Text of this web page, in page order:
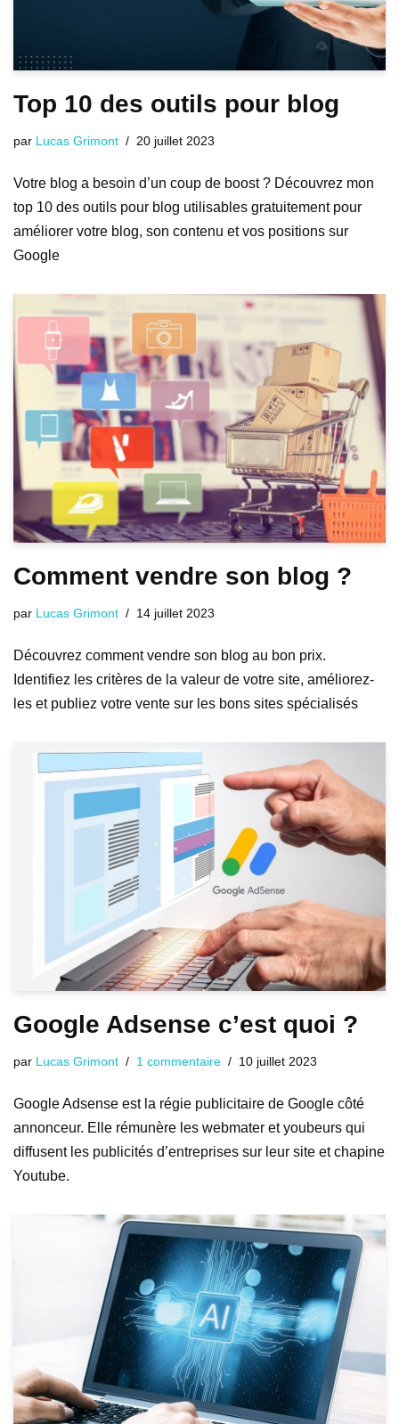
Top 10 des outils pour blog
par Lucas Grimont 20 juillet 2023
Votre blog a besoin d’un coup de boost ? Découvrez mon
top 10 des outils pour blog utilisables gratuitement pour
améliorer votre blog, son contenu et vos positions sur
Google
Comment vendre son blog ?
par Lucas Grimont 14 juillet 2023
Découvrez comment vendre son blog au bon prix.
Identifiez les critères de la valeur de votre site, améliorez-
les et publiez votre vente sur les bons sites spécialisés
Google Adsense c’est quoi ?
par Lucas Grimont 1 commentaire 10 juillet 2023
Google Adsense est la régie publicitaire de Google côté
annonceur. Elle rémunère les webmater et youbeurs qui
diffusent les publicités d’entreprises sur leur site et chapine
Youtube.